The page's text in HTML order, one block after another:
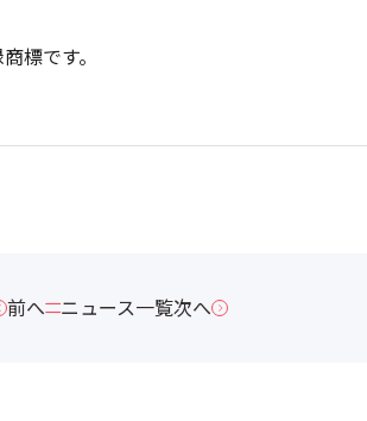
標です。
前へ ニュース一覧次へ